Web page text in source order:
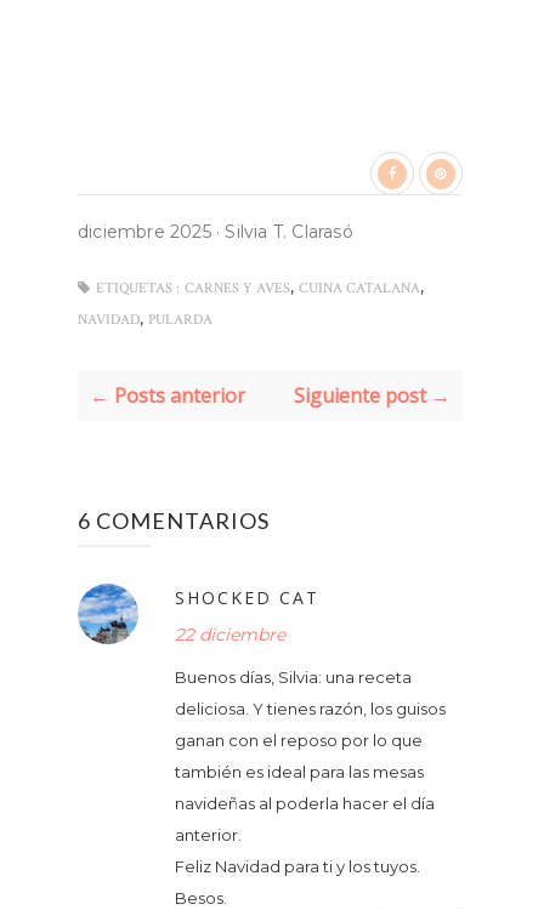
diciembre 2025· Silvia T. Clarasó
ETIQUETAS : CARNES Y AVES, CUINA CATALANA,
NAVIDAD, PULARDA
← Posts anterior Siguiente post →
6 COMENTARIOS
SHOCKED CAT
22 diciembre
Buenos días, Silvia: una receta
deliciosa. Y tienes razón, los guisos
ganan con el reposo por lo que
también es ideal para las mesas
navideñas al poderla hacer el día
anterior.
Feliz Navidad para ti y los tuyos.
Besos.